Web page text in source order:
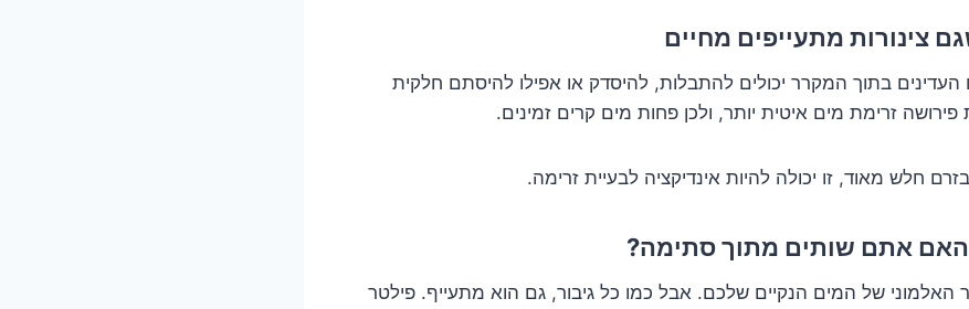
העדינים בתוך המקרר יכולים להתבלות, להיסדק או אפילו להיסתם חלקית
זרימת מים איטית יותר, ולכן פחות מים קרים זמינים.
חלש מאוד, זו יכולה להיות אינדיקציה לבעיית זרימה.
האלמוני של המים הנקיים שלכם. אבל כמו כל גיבור, גם הוא מתעייף. פילטר